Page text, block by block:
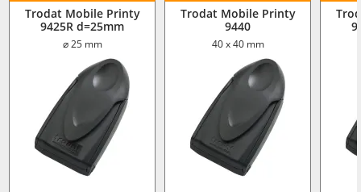
Trodat Mobile Printy
9425R d=25mm
⌀ 25 mm
Trodat Mobile Printy
9440
40 x 40 mm